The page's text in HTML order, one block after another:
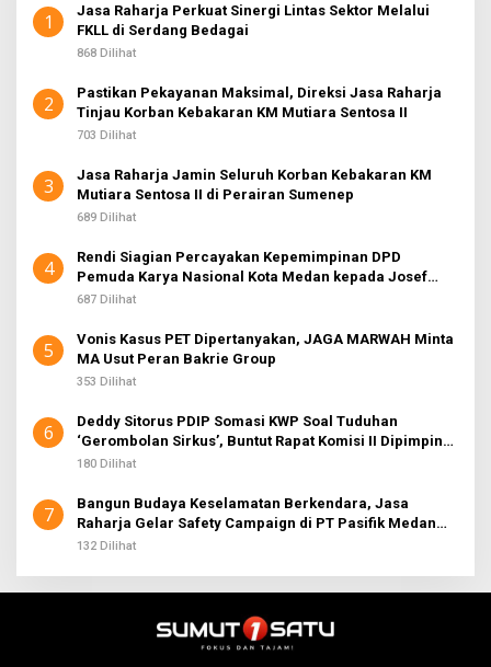
1
Jasa Raharja Perkuat Sinergi Lintas Sektor Melalui
FKLL di Serdang Bedagai
868 Dilihat
2
Pastikan Pekayanan Maksimal, Direksi Jasa Raharja
Tinjau Korban Kebakaran KM Mutiara Sentosa II
703 Dilihat
3
Jasa Raharja Jamin Seluruh Korban Kebakaran KM
Mutiara Sentosa II di Perairan Sumenep
689 Dilihat
4
Rendi Siagian Percayakan Kepemimpinan DPD
Pemuda Karya Nasional Kota Medan kepada Josef
Sembiring
687 Dilihat
5
Vonis Kasus PET Dipertanyakan, JAGA MARWAH Minta
MA Usut Peran Bakrie Group
353 Dilihat
6
Deddy Sitorus PDIP Somasi KWP Soal Tuduhan
‘Gerombolan Sirkus’, Buntut Rapat Komisi II Dipimpin
Sufmi Dasco Ahmad
180 Dilihat
7
Bangun Budaya Keselamatan Berkendara, Jasa
Raharja Gelar Safety Campaign di PT Pasifik Medan
Industri
132 Dilihat